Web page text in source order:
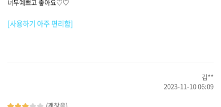
너무예쁘고 좋아요♡♡
[사용하기 아주 편리함]
김**
2023-11-10 06:09